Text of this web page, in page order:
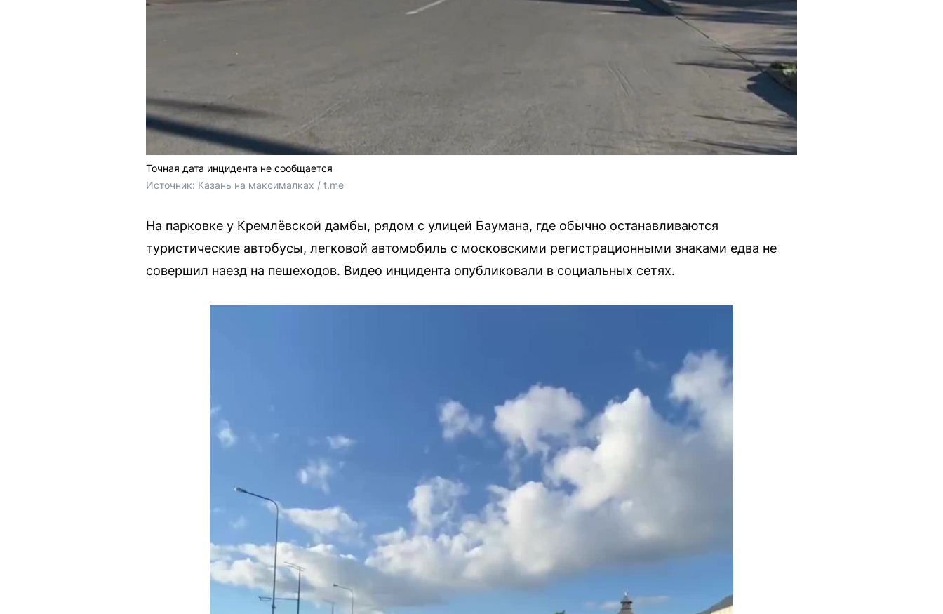
Точная дата инцидента не сообщается
Источник: Казань на максималках / t.me
На парковке у Кремлёвской дамбы, рядом с улицей Баумана, где обычно останавливаются
туристические автобусы, легковой автомобиль с московскими регистрационными знаками едва не
совершил наезд на пешеходов. Видео инцидента опубликовали в социальных сетях.